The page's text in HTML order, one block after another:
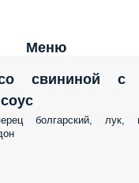
Меню
свининой с
соус
болгарский,